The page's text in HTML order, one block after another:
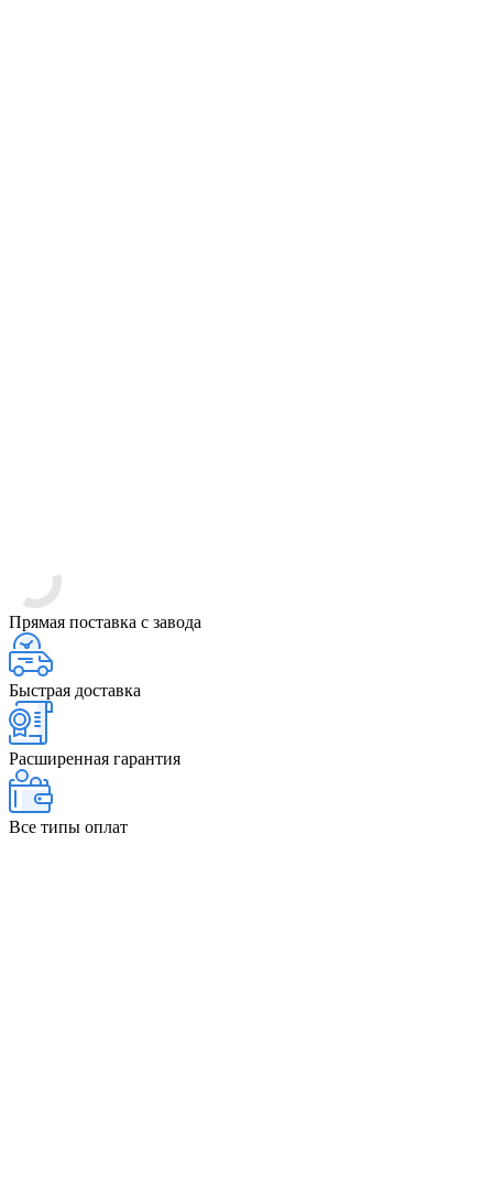
Прямая поставка с завода
Быстрая доставка
Расширенная гарантия
Все типы оплат